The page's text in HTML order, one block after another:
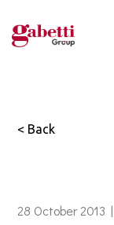
< Back
28 October 2013 |